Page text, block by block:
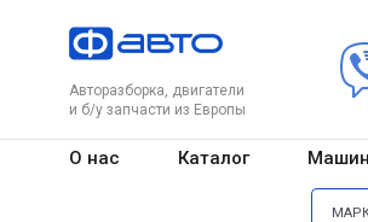
Авторазборка, двигатели
и б/у запчасти из Европы
О нас Каталог